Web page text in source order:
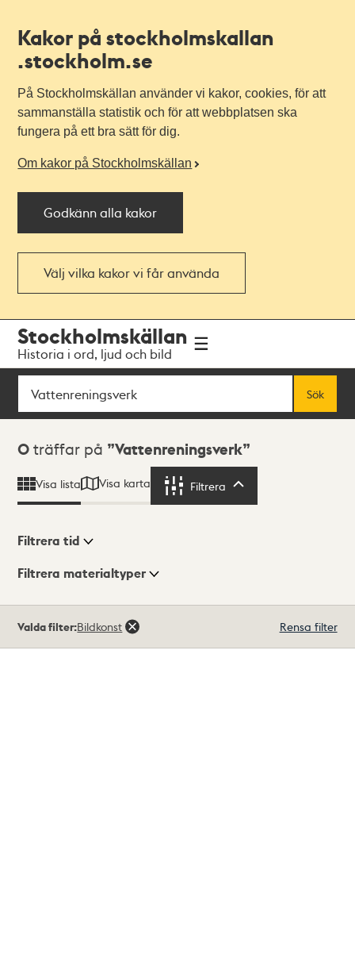
Kakor på stockholmskallan
.stockholm.se
På Stockholmskällan använder vi kakor, cookies, för att
sammanställa statistik och för att webbplatsen ska
fungera på ett bra sätt för dig.
Om kakor på Stockholmskällan
Godkänn alla kakor
Välj vilka kakor vi får använda
navigationen
huvudinnehållet
Stockholmskällan
Historia i ord, ljud och bild
Sök
Sök
Sökresultat
0 träffar på Vattenreningsverk
Visa lista Visa karta Filtrera
Visningsläge
Filtrera tid
Filtrera materialtyper
träffar
Valda filter:Bildkonst Rensa filter